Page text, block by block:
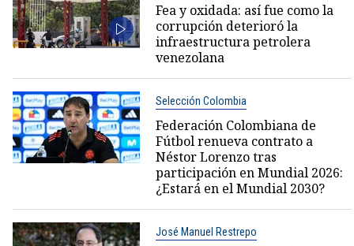
Fea y oxidada: así fue como la
corrupción deterioró la
infraestructura petrolera
venezolana
Selección Colombia
Federación Colombiana de
Fútbol renueva contrato a
Néstor Lorenzo tras
participación en Mundial 2026:
¿Estará en el Mundial 2030?
José Manuel Restrepo